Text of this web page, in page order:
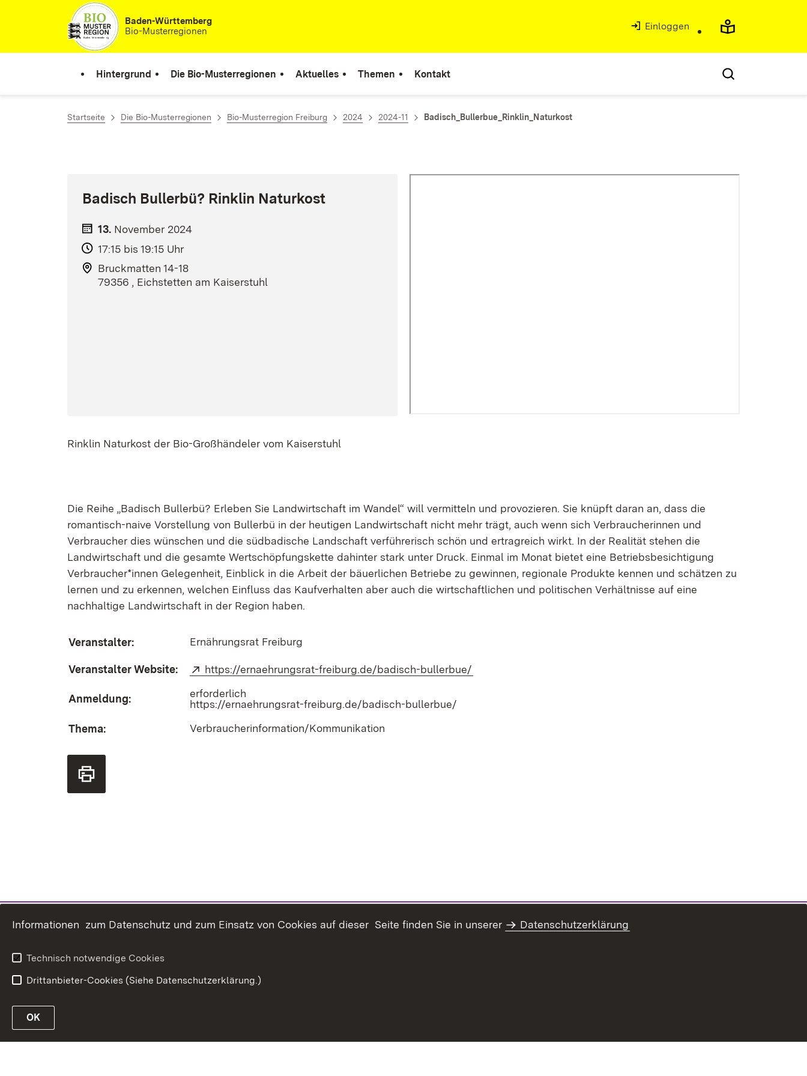
Zum Inhalt springenBaden-Württemberg
Bio-Musterregionen
Einloggen
Hintergrund Die Bio-Musterregionen Aktuelles Themen Kontakt
Startseite Die Bio-Musterregionen Bio-Musterregion Freiburg 2024 2024-11 Badisch_Bullerbue_Rinklin_Naturkost
Badisch Bullerbü? Rinklin Naturkost
13. November 2024
17:15 bis 19:15 Uhr
Bruckmatten 14-18
79356 , Eichstetten am Kaiserstuhl
Rinklin Naturkost der Bio-Großhändeler vom Kaiserstuhl
Die Reihe „Badisch Bullerbü? Erleben Sie Landwirtschaft im Wandel“ will vermitteln und provozieren. Sie knüpft daran an, dass die
romantisch-naive Vorstellung von Bullerbü in der heutigen Landwirtschaft nicht mehr trägt, auch wenn sich Verbraucherinnen und
Verbraucher dies wünschen und die südbadische Landschaft verführerisch schön und ertragreich wirkt. In der Realität stehen die
Landwirtschaft und die gesamte Wertschöpfungskette dahinter stark unter Druck. Einmal im Monat bietet eine Betriebsbesichtigung
Verbraucher*innen Gelegenheit, Einblick in die Arbeit der bäuerlichen Betriebe zu gewinnen, regionale Produkte kennen und schätzen zu
lernen und zu erkennen, welchen Einfluss das Kaufverhalten aber auch die wirtschaftlichen und politischen Verhältnisse auf eine
nachhaltige Landwirtschaft in der Region haben.
Veranstalter: Ernährungsrat Freiburg
Veranstalter Website: Extern:
https://ernaehrungsrat-freiburg.de/badisch-bullerbue/
Anmeldung:
erforderlich
https://ernaehrungsrat-freiburg.de/badisch-bullerbue/
Thema:
Verbraucherinformation/Kommunikation
Informationen zum Datenschutz und zum Einsatz von Cookies auf dieser Seite finden Sie in unserer Datenschutzerklärung
Technisch notwendige Cookies
Drittanbieter-Cookies (Siehe Datenschutzerklärung.)
OK